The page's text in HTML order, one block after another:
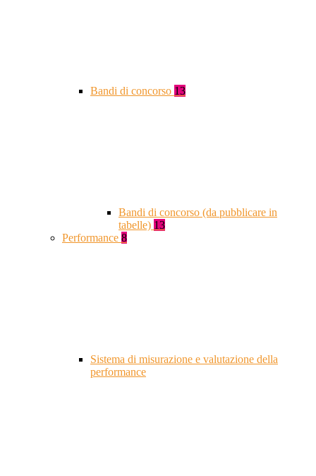
Bandi di concorso 13
Bandi di concorso (da pubblicare in
tabelle) 13
Performance 8
Sistema di misurazione e valutazione della
performance